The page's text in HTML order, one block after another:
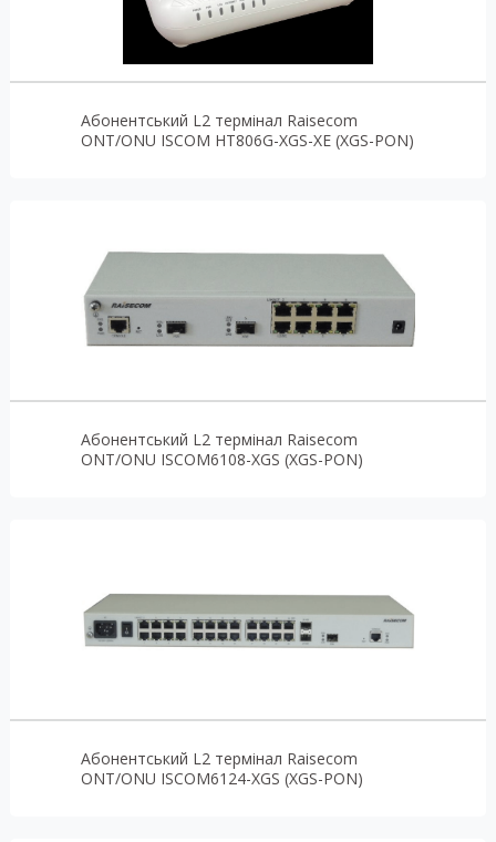
Абонентський L2 термінал Raisecom
ONT/ONU ISCOM HT806G-XGS-XE (XGS-PON)
Абонентський L2 термінал Raisecom
ONT/ONU ISCOM6108-XGS (XGS-PON)
Абонентський L2 термінал Raisecom
ONT/ONU ISCOM6124-XGS (XGS-PON)